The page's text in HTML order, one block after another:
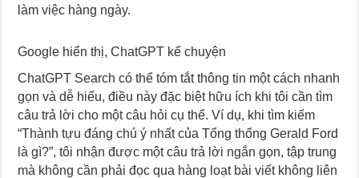
làm việc hàng ngày.
Google hiển thị, ChatGPT kể chuyện
ChatGPT Search có thể tóm tắt thông tin một cách nhanh
gọn và dễ hiểu, điều này đặc biệt hữu ích khi tôi cần tìm
câu trả lời cho một câu hỏi cụ thể. Ví dụ, khi tìm kiếm
“Thành tựu đáng chú ý nhất của Tổng thống Gerald Ford
là gì?”, tôi nhận được một câu trả lời ngắn gọn, tập trung
mà không cần phải đọc qua hàng loạt bài viết không liên